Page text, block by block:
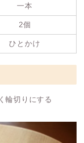
一本
2個
ひとかけ
輪切りにする